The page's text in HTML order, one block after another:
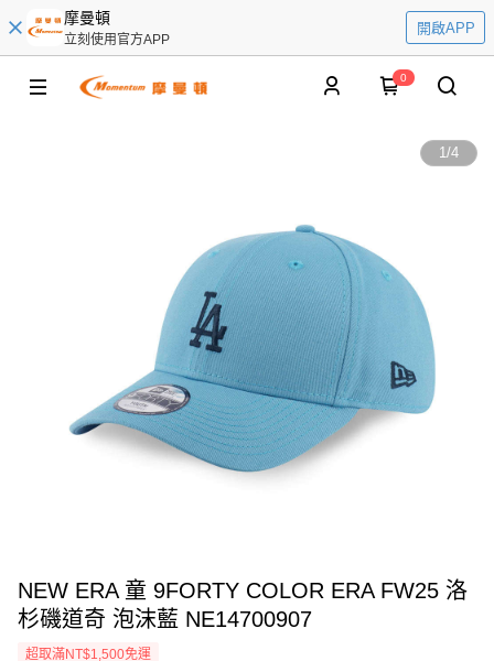
摩曼頓
立刻使用官方APP
開啟APP
0
1/4
NEW ERA 童 9FORTY COLOR ERA FW25 洛
杉磯道奇 泡沫藍 NE14700907
超取滿NT$1,500免運